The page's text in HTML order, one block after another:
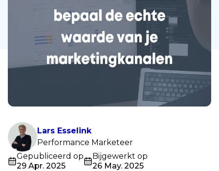
Lars Esselink
Performance Marketeer
Gepubliceerd op
29 Apr. 2025
Bijgewerkt op
26 May. 2025